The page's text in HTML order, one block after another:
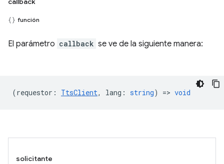
función
El parámetro callback se ve de la siguiente manera:
(requestor : TtsClient, lang : string) => void
solicitante